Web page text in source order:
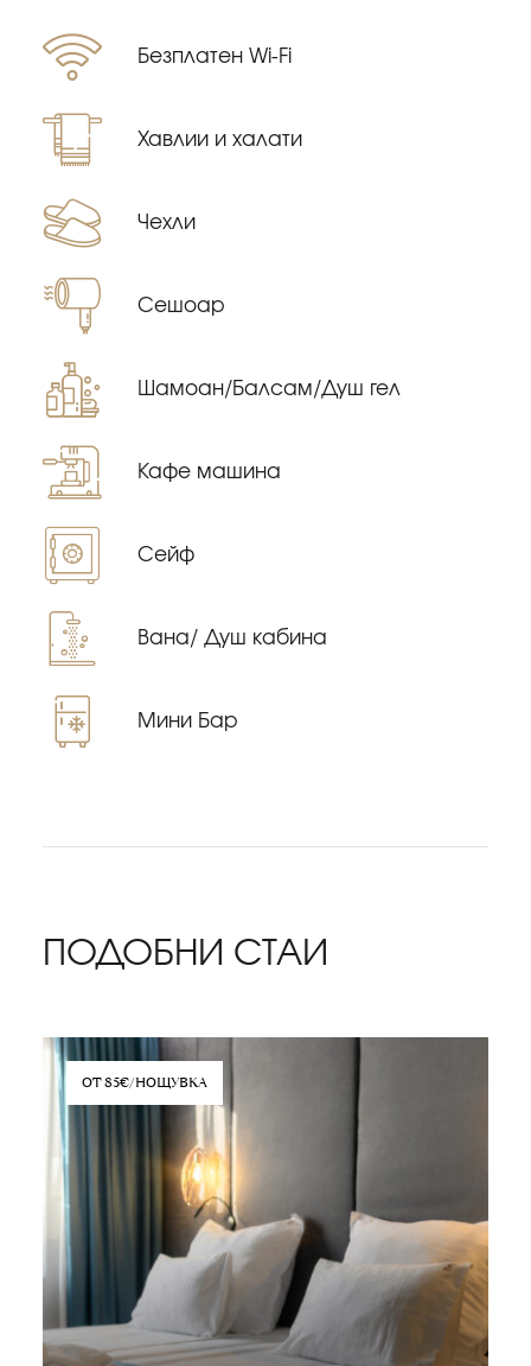
Безплатен Wi-Fi
Хавлии и халати
Чехли
Сешоар
Шамоан/Балсам/Душ гел
Кафе машина
Сейф
Вана/ Душ кабина
Мини Бар
ПОДОБНИ СТАИ
ОТ 85€/НОЩУВКА